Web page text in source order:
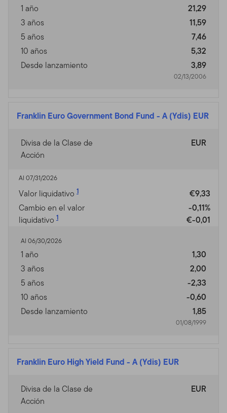
1 año
21,29
3 años
11,59
5 años
7,46
10 años
5,32
Desde lanzamiento
3,89
02/13/2006
Franklin Euro Government Bond Fund - A (Ydis) EUR
Divisa de la Clase de
Acción
EUR
Al 07/31/2026
Valor liquidativo 1
€9,33
Cambio en el valor
liquidativo 1
-0,11%
€-0,01
Al 06/30/2026
1 año
1,30
3 años
2,00
5 años
-2,33
10 años
-0,60
Desde lanzamiento
1,85
01/08/1999
Franklin Euro High Yield Fund - A (Ydis) EUR
Divisa de la Clase de
Acción
EUR